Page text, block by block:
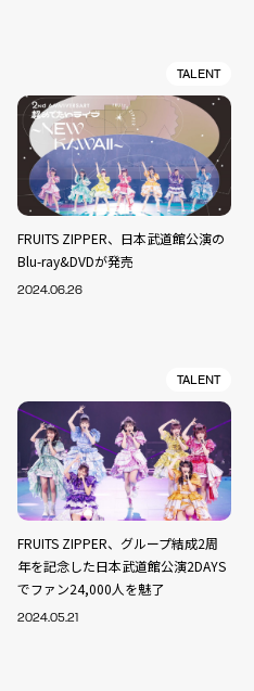
TALENT
FRUITS ZIPPER、日本武道館公演の
Blu-ray&DVDが発売
2024.06.26
TALENT
FRUITS ZIPPER、グループ結成2周
年を記念した日本武道館公演2DAYS
でファン24,000人を魅了
2024.05.21